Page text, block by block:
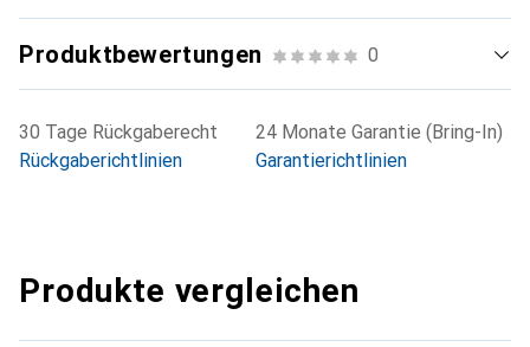
Produktbewertungen 0
30 Tage Rückgaberecht
Rückgaberichtlinien
24 Monate Garantie (Bring-In)
Garantierichtlinien
Produkte vergleichen